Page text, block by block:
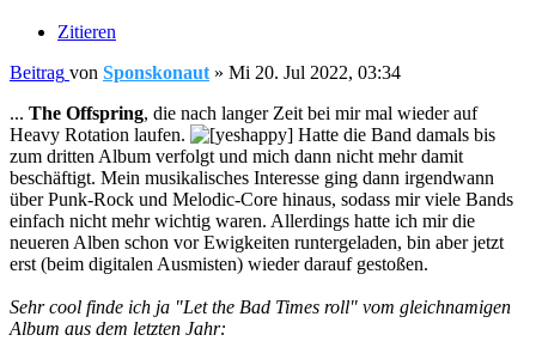
Zitieren
Beitrag von Sponskonaut » Mi 20. Jul 2022, 03:34
... The Offspring, die nach langer Zeit bei mir mal wieder auf
Heavy Rotation laufen.
Hatte die Band damals bis
zum dritten Album verfolgt und mich dann nicht mehr damit
beschäftigt. Mein musikalisches Interesse ging dann irgendwann
über Punk-Rock und Melodic-Core hinaus, sodass mir viele Bands
einfach nicht mehr wichtig waren. Allerdings hatte ich mir die
neueren Alben schon vor Ewigkeiten runtergeladen, bin aber jetzt
erst (beim digitalen Ausmisten) wieder darauf gestoßen.
Sehr cool finde ich ja "Let the Bad Times roll" vom gleichnamigen
Album aus dem letzten Jahr: